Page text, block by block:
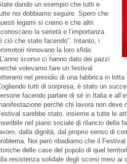
dando un esempio che tutti e
noi dobbiamo seguire. Spero che
legami si creino e che altri
la serietà e l’importanza
ciò che state facendo". Intanto, i
rinnovano la loro sfida:
scorso ci hanno dato dei pazzi
volevamo fare un festival
nel presidio di una fabbrica in
tutti di sorpresa, è stato un
facendo parlare di sé in Italia e
perché chi lavora non deve
sarebbe stato, insieme a tutte le
nel piano sociale di rilancio della
dalla dignità, dal proprio senso di
Noi però ribadiamo che il
delle case del popolo di quel
resistenza solidale degli scorsi mesi ai